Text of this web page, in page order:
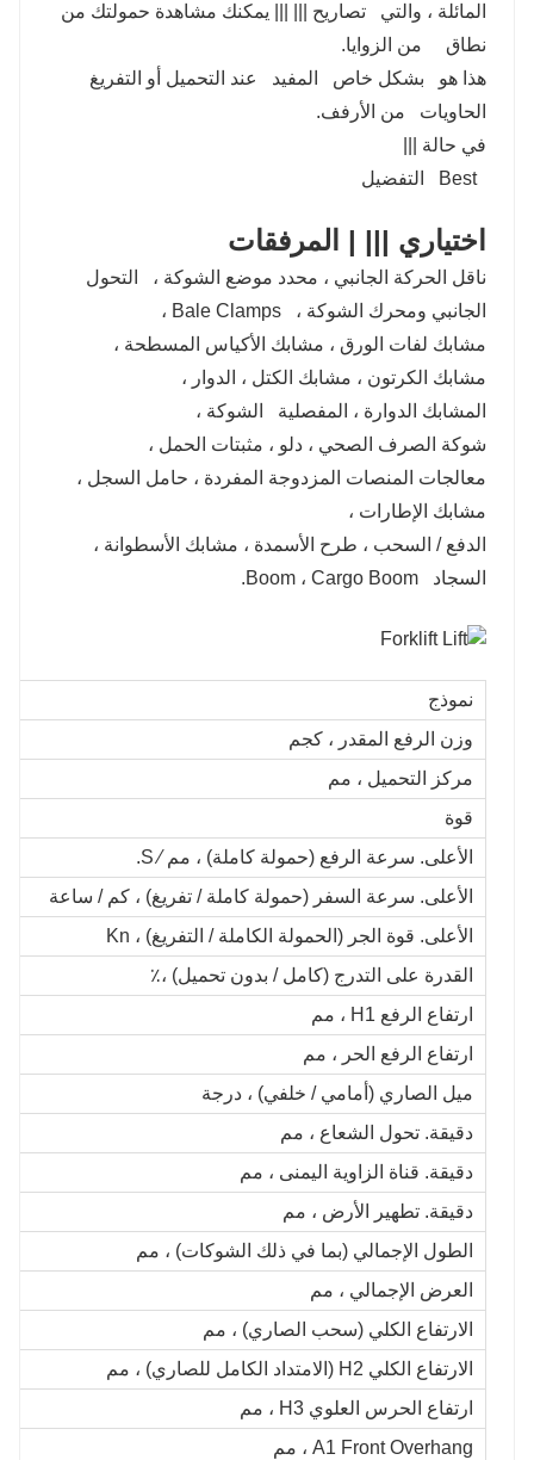
المائلة ، والتي تصاريح ||| ||| يمكنك مشاهدة حمولتك من
نطاق من الزوايا.
هذا هو بشكل خاص المفيد عند التحميل أو التفريغ
الحاويات من الأرفف.
في حالة |||
Best التفضيل
اختياري ||| | المرفقات
ناقل الحركة الجانبي ، محدد موضع الشوكة ، التحول
الجانبي ومحرك الشوكة ، Bale Clamps ،
مشابك لفات الورق ، مشابك الأكياس المسطحة ،
مشابك الكرتون ، مشابك الكتل ، الدوار ،
المشابك الدوارة ، المفصلية الشوكة ،
شوكة الصرف الصحي ، دلو ، مثبتات الحمل ،
معالجات المنصات المزدوجة المفردة ، حامل السجل ،
مشابك الإطارات ،
الدفع / السحب ، طرح الأسمدة ، مشابك الأسطوانة ،
السجاد Boom ، Cargo Boom.
نموذج
وزن الرفع المقدر ، كجم
مركز التحميل ، مم
قوة
الأعلى. سرعة الرفع (حمولة كاملة) ، مم ∕ S.
الأعلى. سرعة السفر (حمولة كاملة / تفريغ) ، كم / ساعة
الأعلى. قوة الجر (الحمولة الكاملة / التفريغ) ، Kn
القدرة على التدرج (كامل / بدون تحميل) ،٪
ارتفاع الرفع H1 ، مم
ارتفاع الرفع الحر ، مم
ميل الصاري (أمامي / خلفي) ، درجة
دقيقة. تحول الشعاع ، مم
دقيقة. قناة الزاوية اليمنى ، مم
دقيقة. تطهير الأرض ، مم
الطول الإجمالي (بما في ذلك الشوكات) ، مم
العرض الإجمالي ، مم
الارتفاع الكلي (سحب الصاري) ، مم
الارتفاع الكلي H2 (الامتداد الكامل للصاري) ، مم
ارتفاع الحرس العلوي H3 ، مم
A1 Front Overhang ، مم